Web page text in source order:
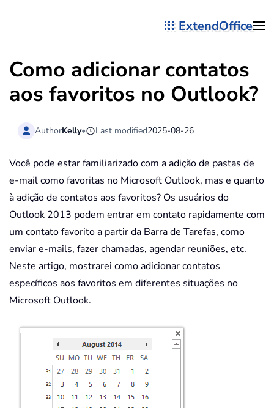
ExtendOffice
Como adicionar contatos
aos favoritos no Outlook?
AuthorKelly• Last modified2025-08-26
Você pode estar familiarizado com a adição de pastas de
e-mail como favoritas no Microsoft Outlook, mas e quanto
à adição de contatos aos favoritos? Os usuários do
Outlook 2013 podem entrar em contato rapidamente com
um contato favorito a partir da Barra de Tarefas, como
enviar e-mails, fazer chamadas, agendar reuniões, etc.
Neste artigo, mostrarei como adicionar contatos
específicos aos favoritos em diferentes situações no
Microsoft Outlook.